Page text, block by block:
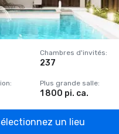
Chambres d'invités:
237
: Plus grande salle:
1 800 pi. ca.
un lieu